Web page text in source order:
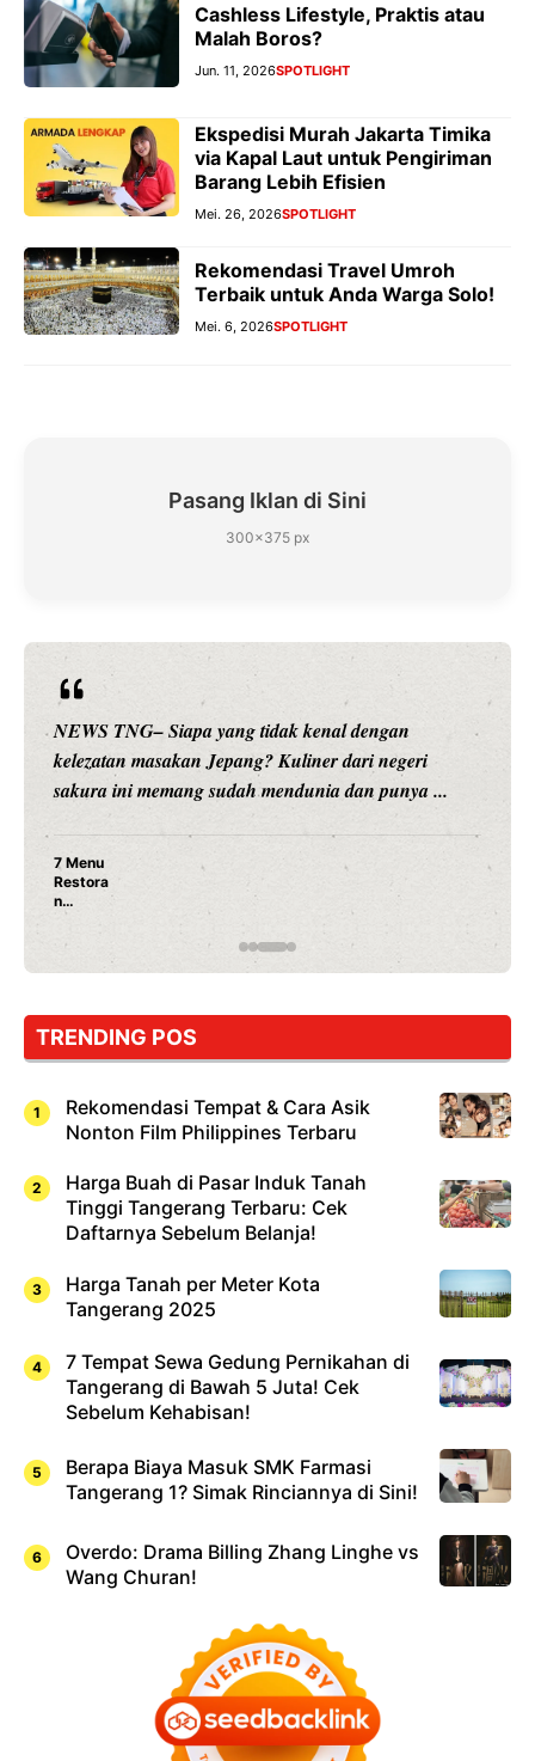
Cashless Lifestyle, Praktis atau
Malah Boros?
Jun. 11, 2026SPOTLIGHT
Ekspedisi Murah Jakarta Timika
via Kapal Laut untuk Pengiriman
Barang Lebih Efisien
Mei. 26, 2026SPOTLIGHT
Rekomendasi Travel Umroh
Terbaik untuk Anda Warga Solo!
Mei. 6, 2026SPOTLIGHT
Pasang Iklan di Sini
300×375 px
NEWS TNG– Siapa sangka, dua nama besar di dunia
hiburan, Nunung Srimulat dan Vicky Prasetyo, kini
merambah dunia kuliner dengan ...
Nunung Srimulat & Vicky Prasetyo Buka Restoran
Rahasia Mami Bikin Nagih!
TRENDING POS
Rekomendasi Tempat & Cara Asik
Nonton Film Philippines Terbaru
Harga Buah di Pasar Induk Tanah
Tinggi Tangerang Terbaru: Cek
Daftarnya Sebelum Belanja!
Harga Tanah per Meter Kota
Tangerang 2025
7 Tempat Sewa Gedung Pernikahan di
Tangerang di Bawah 5 Juta! Cek
Sebelum Kehabisan!
Berapa Biaya Masuk SMK Farmasi
Tangerang 1? Simak Rinciannya di Sini!
Overdo: Drama Billing Zhang Linghe vs
Wang Churan!